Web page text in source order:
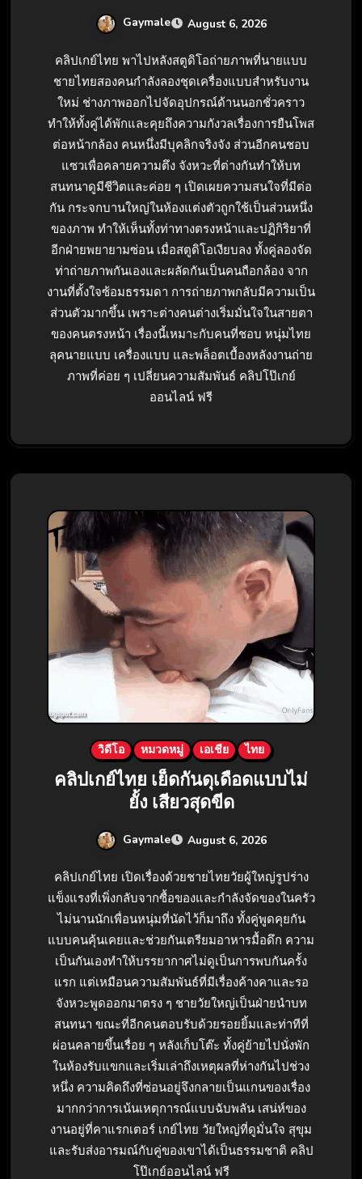
Gaymale August 6, 2026
คลิปเกย์ไทย พาไปหลังสตูดิโอถ่ายภาพที่นายแบบ
ชายไทยสองคนกำลังลองชุดเครื่องแบบสำหรับงาน
ใหม่ ช่างภาพออกไปจัดอุปกรณ์ด้านนอกชั่วคราว
ทำให้ทั้งคู่ได้พักและคุยถึงความกังวลเรื่องการยืนโพส
ต่อหน้ากล้อง คนหนึ่งมีบุคลิกจริงจัง ส่วนอีกคนชอบ
แซวเพื่อคลายความตึง จังหวะที่ต่างกันทำให้บท
สนทนาดูมีชีวิตและค่อย ๆ เปิดเผยความสนใจที่มีต่อ
กัน กระจกบานใหญ่ในห้องแต่งตัวถูกใช้เป็นส่วนหนึ่ง
ของภาพ ทำให้เห็นทั้งท่าทางตรงหน้าและปฏิกิริยาที่
อีกฝ่ายพยายามซ่อน เมื่อสตูดิโอเงียบลง ทั้งคู่ลองจัด
ท่าถ่ายภาพกันเองและผลัดกันเป็นคนถือกล้อง จาก
งานที่ตั้งใจซ้อมธรรมดา การถ่ายภาพกลับมีความเป็น
ส่วนตัวมากขึ้น เพราะต่างคนต่างเริ่มมั่นใจในสายตา
ของคนตรงหน้า เรื่องนี้เหมาะกับคนที่ชอบ หนุ่มไทย
ลุคนายแบบ เครื่องแบบ และพล็อตเบื้องหลังงานถ่าย
ภาพที่ค่อย ๆ เปลี่ยนความสัมพันธ์ คลิปโป๊เกย์
ออนไลน์ ฟรี
วิดีโอ หมวดหมู่ เอเชีย ไทย
คลิปเกย์ไทย เย็ดกันดุเดือดแบบไม่
ยั้ง เสียวสุดขีด
Gaymale August 6, 2026
คลิปเกย์ไทย เปิดเรื่องด้วยชายไทยวัยผู้ใหญ่รูปร่าง
แข็งแรงที่เพิ่งกลับจากซื้อของและกำลังจัดของในครัว
ไม่นานนักเพื่อนหนุ่มที่นัดไว้ก็มาถึง ทั้งคู่พูดคุยกัน
แบบคนคุ้นเคยและช่วยกันเตรียมอาหารมื้อดึก ความ
เป็นกันเองทำให้บรรยากาศไม่ดูเป็นการพบกันครั้ง
แรก แต่เหมือนความสัมพันธ์ที่มีเรื่องค้างคาและรอ
จังหวะพูดออกมาตรง ๆ ชายวัยใหญ่เป็นฝ่ายนำบท
สนทนา ขณะที่อีกคนตอบรับด้วยรอยยิ้มและท่าทีที่
ผ่อนคลายขึ้นเรื่อย ๆ หลังเก็บโต๊ะ ทั้งคู่ย้ายไปนั่งพัก
ในห้องรับแขกและเริ่มเล่าถึงเหตุผลที่ห่างกันไปช่วง
หนึ่ง ความคิดถึงที่ซ่อนอยู่จึงกลายเป็นแกนของเรื่อง
มากกว่าการเน้นเหตุการณ์แบบฉับพลัน เสน่ห์ของ
งานอยู่ที่คาแรกเตอร์ เกย์ไทย วัยใหญ่ที่ดูมั่นใจ สุขุม
และรับส่งอารมณ์กับคู่ของเขาได้เป็นธรรมชาติ คลิป
โป๊เกย์ออนไลน์ ฟรี